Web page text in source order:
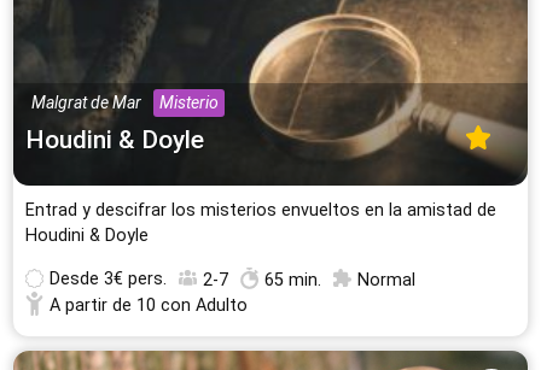
Malgrat de Mar Misterio
Houdini & Doyle
Entrad y descifrar los misterios envueltos en la amistad de
Houdini & Doyle
Desde 3€ pers. 2-7 65 min.
Normal
A partir de 10 con Adulto